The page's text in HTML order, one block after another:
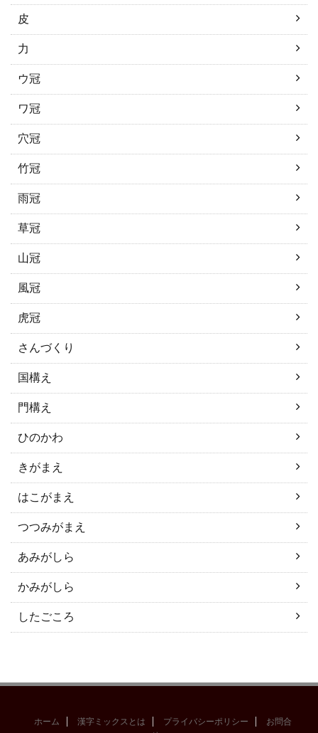
皮
力
ウ冠
ワ冠
穴冠
竹冠
雨冠
草冠
山冠
風冠
虎冠
さんづくり
国構え
門構え
ひのかわ
きがまえ
はこがまえ
つつみがまえ
あみがしら
かみがしら
したごころ
ホーム 漢字ミックスとは プライバシーポリシー
お問合